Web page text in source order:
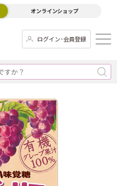
オンラインショップ
ログイン･会員登録